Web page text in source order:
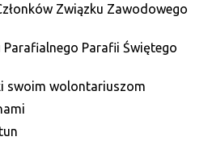
Związku Zawodowego
Parafii Świętego
swoim wolontariuszom